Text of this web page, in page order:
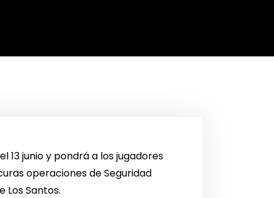
13 junio y pondrá a los jugadores
operaciones de Seguridad
Los Santos.